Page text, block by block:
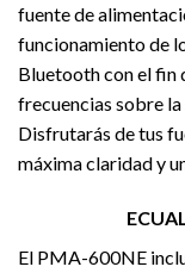
fuente de
funcionamiento de
Bluetooth con el fin
frecuencias sobre
Disfrutarás de tus
máxima claridad y
El PMA-600NE